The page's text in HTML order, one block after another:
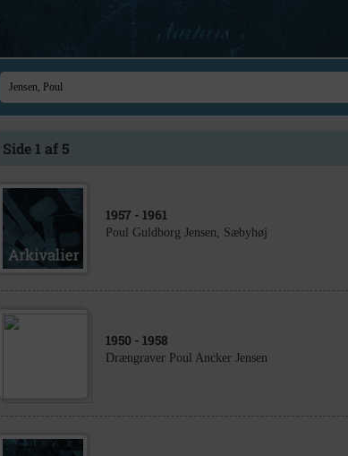
Side 1 af 5
1957 - 1961
Poul Guldborg Jensen, Sæbyhøj
1950 - 1958
Drængraver Poul Ancker Jensen